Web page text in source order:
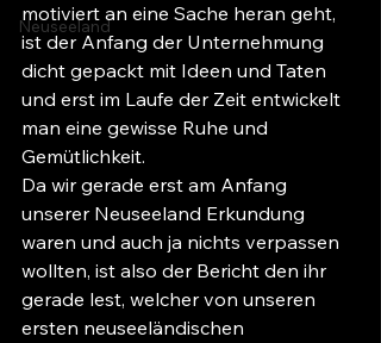
Neuseeland
motiviert an eine Sache heran geht,
ist der Anfang der Unternehmung
dicht gepackt mit Ideen und Taten
und erst im Laufe der Zeit entwickelt
man eine gewisse Ruhe und
Gemütlichkeit.
Da wir gerade erst am Anfang
unserer Neuseeland Erkundung
waren und auch ja nichts verpassen
wollten, ist also der Bericht den ihr
gerade lest, welcher von unseren
ersten neuseeländischen